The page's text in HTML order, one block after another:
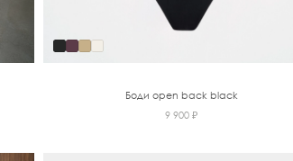
Боди open back black
9 900 ₽